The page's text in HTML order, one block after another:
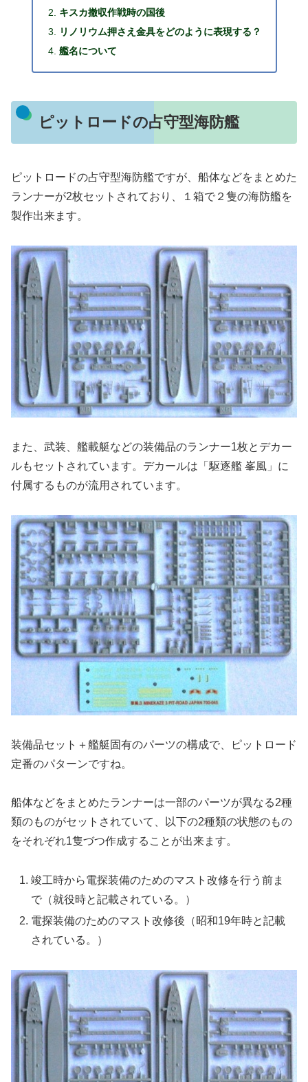
キスカ撤収作戦時の国後
リノリウム押さえ金具をどのように表現する？
艦名について
ピットロードの占守型海防艦
ピットロードの占守型海防艦ですが、船体などをまとめた
ランナーが2枚セットされており、１箱で２隻の海防艦を
製作出来ます。
また、武装、艦載艇などの装備品のランナー1枚とデカー
ルもセットされています。デカールは「駆逐艦 峯風」に
付属するものが流用されています。
装備品セット＋艦艇固有のパーツの構成で、ピットロード
定番のパターンですね。
船体などをまとめたランナーは一部のパーツが異なる2種
類のものがセットされていて、以下の2種類の状態のもの
をそれぞれ1隻づつ作成することが出来ます。
竣工時から電探装備のためのマスト改修を行う前ま
で（就役時と記載されている。）
電探装備のためのマスト改修後（昭和19年時と記載
されている。）